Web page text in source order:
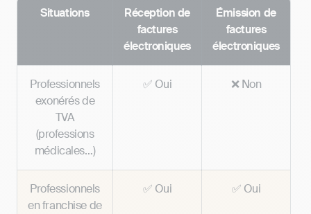
Situations
Réception de
factures
électroniques
Émission de
factures
électroniques
Professionnels
exonérés de
TVA
(professions
médicales…)
✅ Oui ❌ Non
Professionnels
en franchise de
✅ Oui ✅ Oui